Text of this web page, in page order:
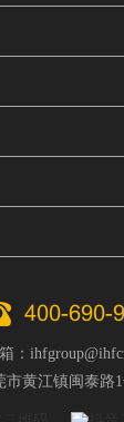
400-690-
：
市黄江镇闽泰路